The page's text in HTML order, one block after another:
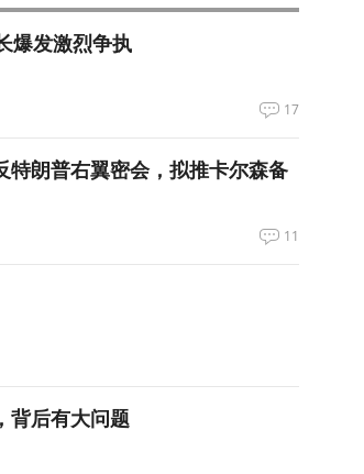
爆发激烈争执
17
特朗普右翼密会，拟推卡尔森备
11
背后有大问题